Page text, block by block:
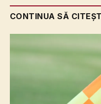
CONTINUA SĂ